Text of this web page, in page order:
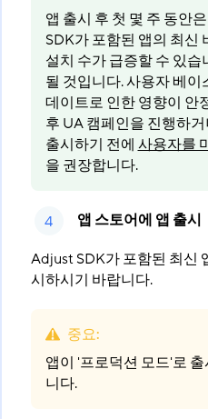
앱 출시 후 첫 몇 주 동안
SDK가 포함된 앱의 최신
설치 수가 급증할 수 있습
될 것입니다. 사용자 베이
데이트로 인한 영향이 안
후 UA 캠페인을 진행하
출시하기 전에 사용자를
을 권장합니다.
앱 스토어에 앱 출시
Adjust SDK가 포함된 최신
시하시기 바랍니다.
중요:
앱이 '프로덕션 모드'로
니다.